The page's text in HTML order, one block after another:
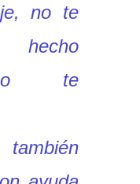
no te
hecho
te
también